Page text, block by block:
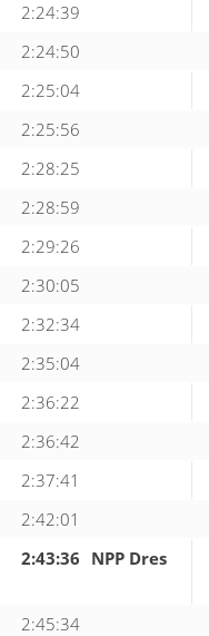
2:24:39
2:24:50
2:25:04
2:25:56
2:28:25
2:28:59
2:29:26
2:30:05
2:32:34
2:35:04
2:36:22
2:36:42
2:37:41
2:42:01
2:43:36 NPP Dres
2:45:34